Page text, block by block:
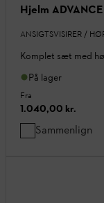
Hjelm
ANSIGTSVISIRER /
Komplet sæt med
På lager
Fra
1.040,00 kr.
Sammenlign